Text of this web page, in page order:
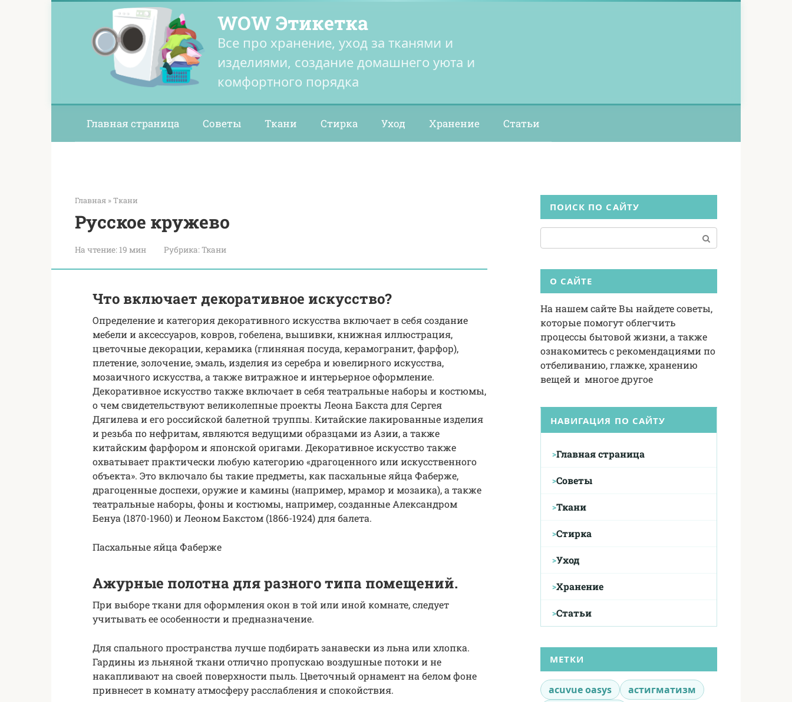
WOW Этикетка
Все про хранение, уход за тканями и
изделиями, создание домашнего уюта и
комфортного порядка
Главная страница Советы Ткани Стирка Уход Хранение Статьи
Главная »Ткани
Русское кружево
На чтение: 19 мин Рубрика:Ткани
Что включает декоративное искусство?
Определение и категория декоративного искусства включает в себя создание
мебели и аксессуаров, ковров, гобелена, вышивки, книжная иллюстрация,
цветочные декорации, керамика (глиняная посуда, керамогранит, фарфор),
плетение, золочение, эмаль, изделия из серебра и ювелирного искусства,
мозаичного искусства, а также витражное и интерьерное оформление.
Декоративное искусство также включает в себя театральные наборы и костюмы,
о чем свидетельствуют великолепные проекты Леона Бакста для Сергея
Дягилева и его российской балетной труппы. Китайские лакированные изделия
и резьба по нефритам, являются ведущими образцами из Азии, а также
китайским фарфором и японской оригами. Декоративное искусство также
охватывает практически любую категорию «драгоценного или искусственного
объекта». Это включало бы такие предметы, как пасхальные яйца Фаберже,
драгоценные доспехи, оружие и камины (например, мрамор и мозаика), а также
театральные наборы, фоны и костюмы, например, созданные Александром
Бенуа (1870-1960) и Леоном Бакстом (1866-1924) для балета.
Пасхальные яйца Фаберже
Ажурные полотна для разного типа помещений.
При выборе ткани для оформления окон в той или иной комнате, следует
учитывать ее особенности и предназначение.
Для спального пространства лучше подбирать занавески из льна или хлопка.
Гардины из льняной ткани отлично пропускаю воздушные потоки и не
накапливают на своей поверхности пыль. Цветочный орнамент на белом фоне
привнесет в комнату атмосферу расслабления и спокойствия.
ПОИСК ПО САЙТУ
О САЙТЕ
На нашем сайте Вы найдете советы,
которые помогут облегчить
процессы бытовой жизни, а также
ознакомитесь с рекомендациями по
отбеливанию, глажке, хранению
вещей и многое другое
НАВИГАЦИЯ ПО САЙТУ
Главная страница
Советы
Ткани
Стирка
Уход
Хранение
Статьи
МЕТКИ
acuvue oasys
астигматизм